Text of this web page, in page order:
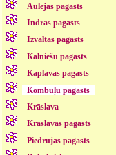
Aulejas pagasts
Indras pagasts
Izvaltas pagasts
Kalniešu pagasts
Kaplavas pagasts
Kombuļu pagasts
Krāslava
Krāslavas pagasts
Piedrujas pagasts